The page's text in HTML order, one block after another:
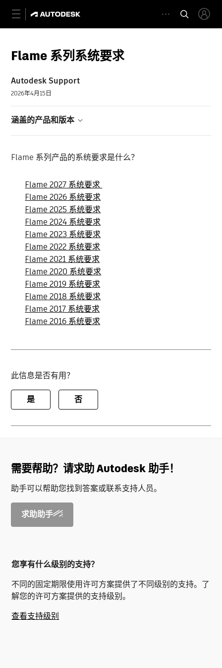
Flame 系列系统要求
Autodesk Support
2026年4月15日
涵盖的产品和版本
Flame 系列产品的系统要求是什么？
Flame 2027 系统要求
Flame 2026 系统要求
Flame 2025 系统要求
Flame 2024 系统要求
Flame 2023 系统要求
Flame 2022 系统要求
Flame 2021 系统要求
Flame 2020 系统要求
Flame 2019 系统要求
Flame 2018 系统要求
Flame 2017 系统要求
Flame 2016 系统要求
此信息是否有用？
是 否
需要帮助？请求助 Autodesk 助手！
助手可以帮助您找到答案或联系支持人员。
求助助手
您享有什么级别的支持？
不同的固定期限使用许可方案提供了不同级别的支持。了
解您的许可方案提供的支持级别。
查看支持级别